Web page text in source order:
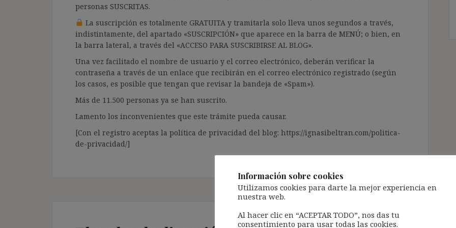
personas SUSCRITAS.
La suscripción es totalmente GRATUITA y tramitarla solo lleva unos segundos a través,
indistintamente, del apartado «SUSCRIPCIÓN» que aparece en la barra de MENÚ; o bien, en
la barra lateral, a través del «ACCESO PARA SUSCRIBIRSE AL BLOG».
Una vez facilitado el nombre de usuario y el correo electrónico, deberán verificar la
contraseña a través de un enlace que recibirán en el correo electrónico registrado (según
los casos, es posible que tengan que revisar la bandeja de «Spam»).
Más de 11.500 personas ya se han suscrito.
Lamento los inconvenientes que este trámite pueda causar.
[Con el registro aceptas la política de privacidad del blog: https://ignasibeltran.com/politica-
de-privacidad/]
Información sobre cookies
Utilizamos cookies para darte la mejor experiencia en
nuestra web.
Al hacer clic en “ACEPTAR TODO”, nos das tu
consentimiento para usar todas las cookies.